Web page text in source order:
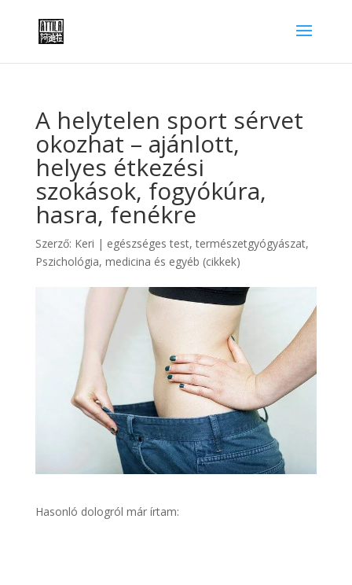
A helytelen sport sérvet
okozhat – ajánlott,
helyes étkezési
szokások, fogyókúra,
hasra, fenékre
Szerző: Keri | egészséges test, természetgyógyászat,
Pszichológia, medicina és egyéb (cikkek)
Hasonló dologról már írtam: